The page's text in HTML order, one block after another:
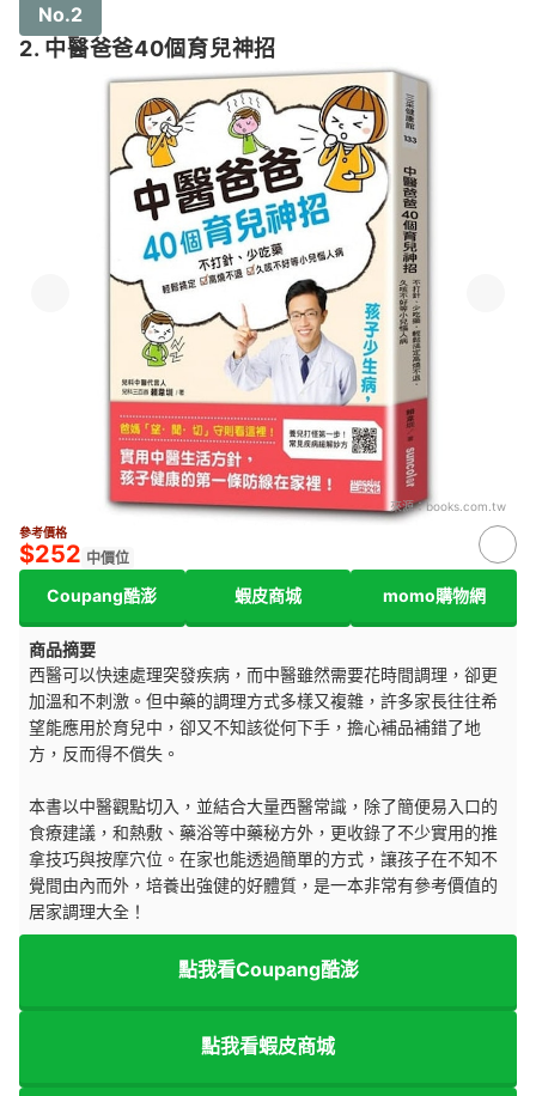
No.2
2. 中醫爸爸40個育兒神招
來源：books.com.tw
參考價格
$252 中價位
Coupang酷澎 蝦皮商城 momo購物網
商品摘要
西醫可以快速處理突發疾病，而中醫雖然需要花時間調理，卻更
加溫和不刺激。但中藥的調理方式多樣又複雜，許多家長往往希
望能應用於育兒中，卻又不知該從何下手，擔心補品補錯了地
方，反而得不償失。
本書以中醫觀點切入，並結合大量西醫常識，除了簡便易入口的
食療建議，和熱敷、藥浴等中藥秘方外，更收錄了不少實用的推
拿技巧與按摩穴位。在家也能透過簡單的方式，讓孩子在不知不
覺間由內而外，培養出強健的好體質，是一本非常有參考價值的
居家調理大全！
點我看Coupang酷澎
點我看蝦皮商城